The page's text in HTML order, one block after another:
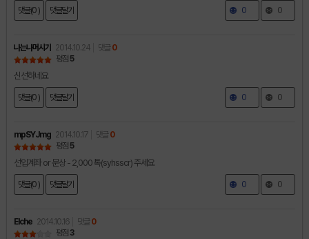
댓글(0 ) 댓글달기 0 0
나는나머시기 2014.10.24 댓글 0
평점 5
신선하네요
댓글(0 ) 댓글달기 0 0
mpSYJmg 2014.10.17 댓글 0
평점 5
선입계좌 or 문상 - 2,000 톡(syhsscr) 주세요
댓글(0 ) 댓글달기 0 0
Elche 2014.10.16 댓글 0
평점 3